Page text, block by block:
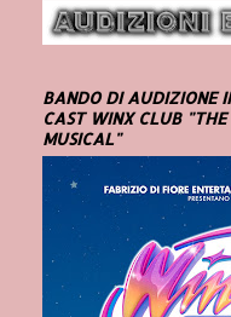
BANDO DI AUDIZIONE
CAST WINX CLUB
MUSICAL"